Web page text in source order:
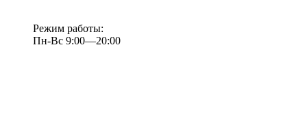
Режим работы:
Пн-Вс 9:00—20:00